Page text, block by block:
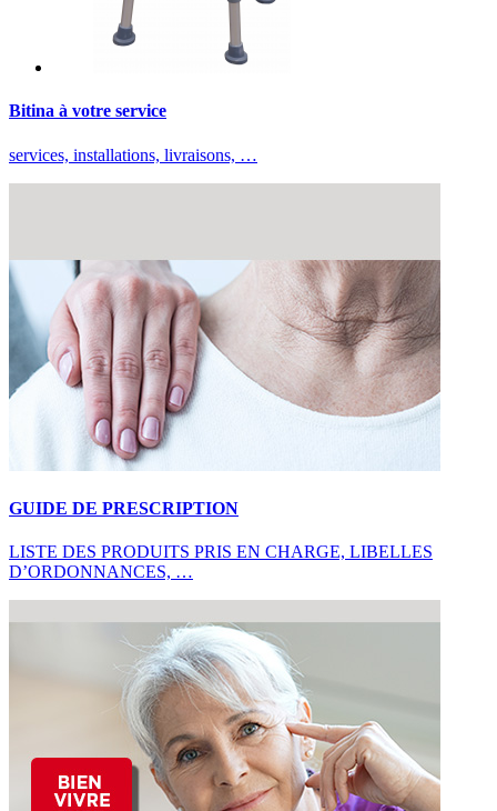
Bitina à votre service
services, installations, livraisons, …
GUIDE DE PRESCRIPTION
LISTE DES PRODUITS PRIS EN CHARGE, LIBELLES
D’ORDONNANCES, …